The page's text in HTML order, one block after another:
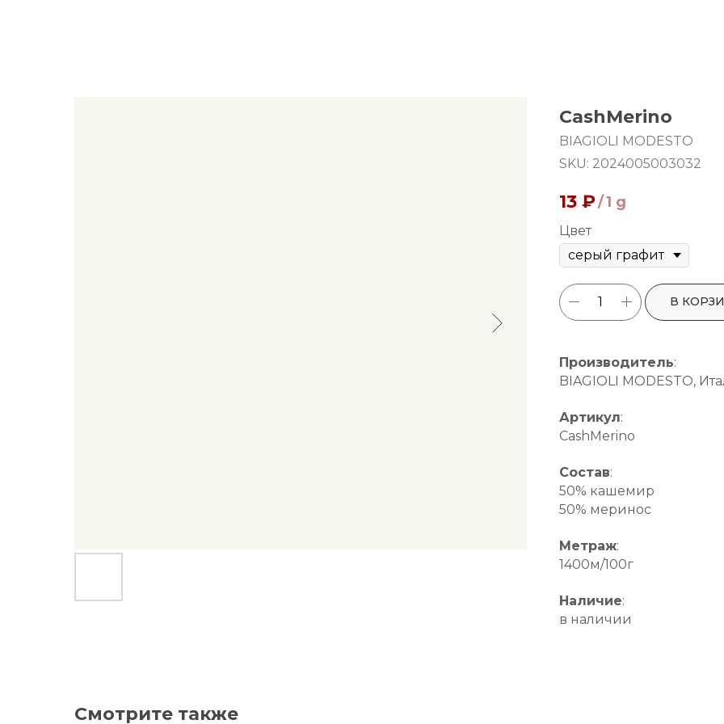
CashMerino
BIAGIOLI MODESTO
SKU: 2024005003032
13 ₽/1 g
Цвет
В
Производитель:
BIAGIOLI MODESTO,
Артикул:
CashMerino
Состав:
50% кашемир
50% меринос
Метраж:
1400м/100г
Наличие:
в наличии
Смотрите также